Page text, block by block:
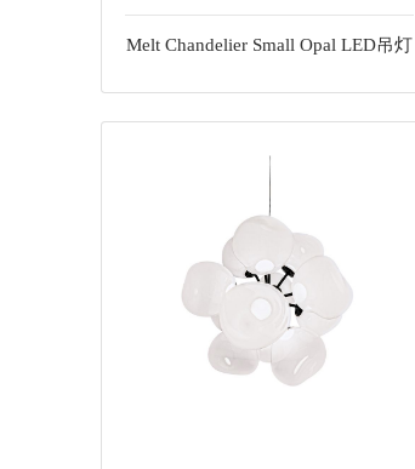
Melt Chandelier Small Opal LED吊灯